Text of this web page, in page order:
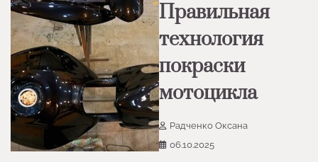
Правильная
технология
покраски
мотоцикла
Радченко Оксана
06.10.2025